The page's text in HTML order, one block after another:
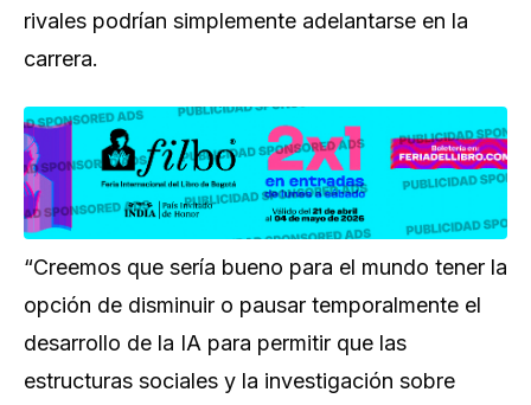
rivales podrían simplemente adelantarse en la
carrera.
“Creemos que sería bueno para el mundo tener la
opción de disminuir o pausar temporalmente el
desarrollo de la IA para permitir que las
estructuras sociales y la investigación sobre